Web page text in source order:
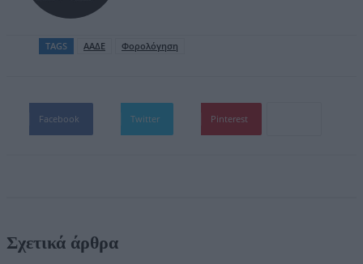
TAGS ΑΑΔΕ Φορολόγηση
Facebook Twitter Pinterest
Σχετικά άρθρα